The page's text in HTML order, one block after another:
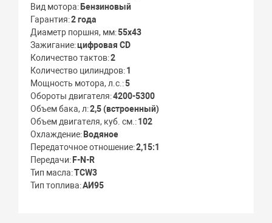
Вид мотора Бензиновый
Гарантия 2 года
Диаметр поршня, мм 55х43
Зажигание цифровая CD
Количество тактов 2
Количество цилиндров 1
Мощность мотора, л.с. 5
Обороты двигателя 4200-5300
Объем бака, л 2,5 (встроенный)
Объем двигателя, куб. см.
102
Охлаждение Водяное
Передаточное отношение 2,15:1
Передачи F-N-R
Тип масла TСW3
Тип топлива АИ95